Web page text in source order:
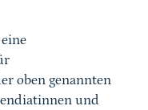
oben genannten
und